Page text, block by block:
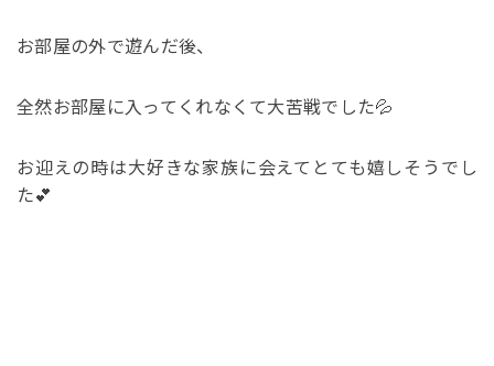
お部屋の外で遊んだ後、
全然お部屋に入ってくれなくて大苦戦でした💦
お迎えの時は大好きな家族に会えてとても嬉しそうでし
た💕